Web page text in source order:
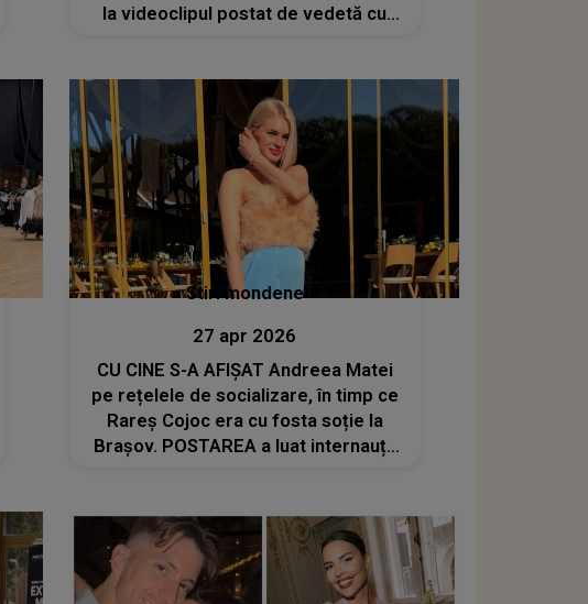
la videoclipul postat de vedetă cu
Stiri mondene
27 apr 2026
CU CINE S-A AFIȘAT Andreea Matei
pe rețelele de socializare, în timp ce
Rareș Cojoc era cu fosta soție la
Brașov. POSTAREA a luat internauții